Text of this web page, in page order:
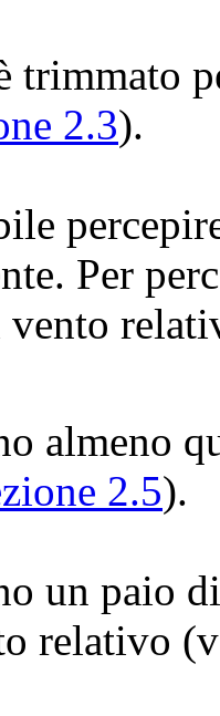
trimmato
2.3).
Per
vento
almeno
2.5).
un paio
relativo